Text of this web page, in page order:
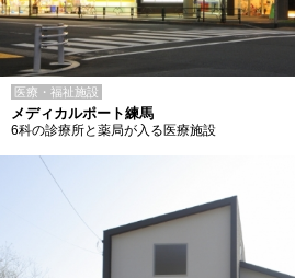
医療・福祉施設
メディカルポート練馬
6科の診療所と薬局が入る医療施設